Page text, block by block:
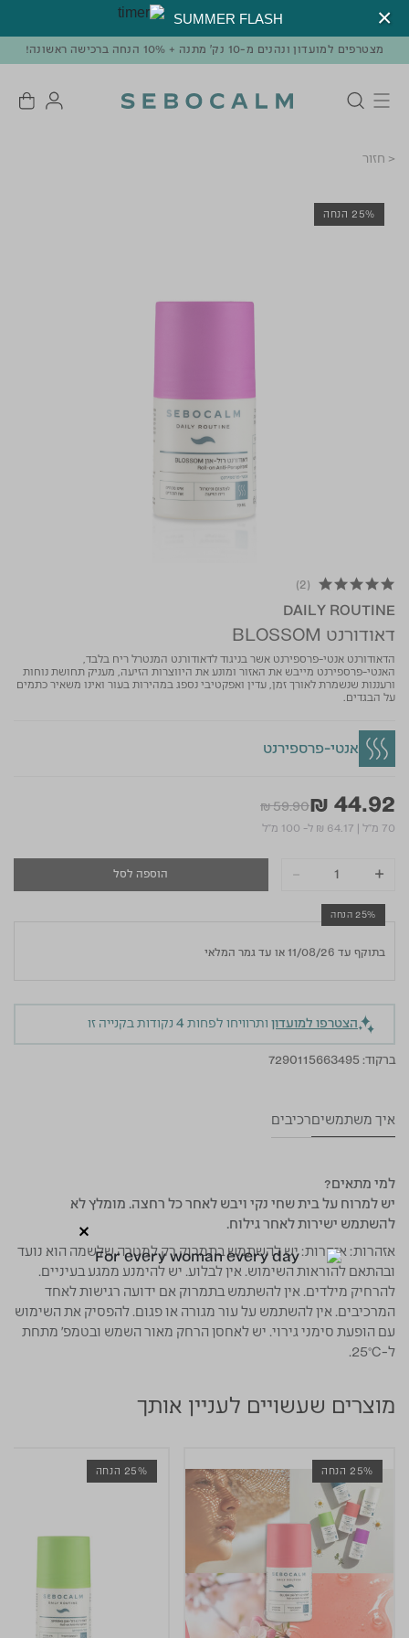
SUMMER FLASH
מצטרפים למועדון ונהנים מ-10 נק' מתנה + 10% הנחה ברכישה ראשונה!
< חזור
25% הנחה
5.0 star rating
(2)
DAILY ROUTINE
דאודורנט BLOSSOM
הדאודורנט אנטי-פרספירנט אשר בניגוד לדאודורנט המנטרל ריח בלבד,
האנטי-פרספירנט מייבש את האזור ומונע את היווצרות הזיעה, מעניק תחושת נוחות
ורעננות שנשמרת לאורך זמן, עדין ואפקטיבי נספג במהירות בעור ואינו משאיר כתמים
על הבגדים.
אנטי-פרספירנט
₪ 44.92
Price reduced from
₪ 59.90to
70 מ"ל ₪ 64.17 ל- 100 מ"ל
+
- הוספה לסל
25% הנחה
בתוקף עד 11/08/26 או עד גמר המלאי
הצטרפו למועדון ותרוויחו לפחות 4 נקודות בקנייה זו
ברקוד: 7290115663495
איך משתמשיםרכיבים
למי מתאים?
יש למרוח על בית שחי נקי ויבש לאחר כל רחצה. מומלץ לא
להשתמש ישירות לאחר גילוח.
אזהרות: אזהרות: יש להשתמש בתמרוק רק למטרה שלשמה הוא נועד
ובהתאם להוראות השימוש. אין לבלוע. יש להימנע ממגע בעיניים.
להרחיק מילדים. אין להשתמש בתמרוק אם ידועה רגישות לאחד
המרכיבים. אין להשתמש על עור מגורה או פגום. להפסיק את השימוש
עם הופעת סימני גירוי. יש לאחסן הרחק מאור השמש ובטמפ' מתחת
ל-25°C.
מוצרים שעשויים לעניין אותך
25% הנחה 25% הנחה